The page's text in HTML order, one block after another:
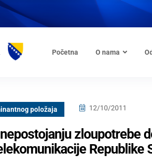
Početna O nama
položaja 12/10/2011
zloupotrebe
Republike